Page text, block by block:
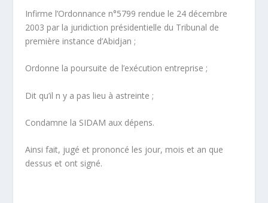
Infirme l’Ordonnance n°5799 rendue le 24 décembre
2003 par la juridiction présidentielle du Tribunal de
première instance d’Abidjan ;
Ordonne la poursuite de l’exécution entreprise ;
Dit qu’il n y a pas lieu à astreinte ;
Condamne la SIDAM aux dépens.
Ainsi fait, jugé et prononcé les jour, mois et an que
dessus et ont signé.